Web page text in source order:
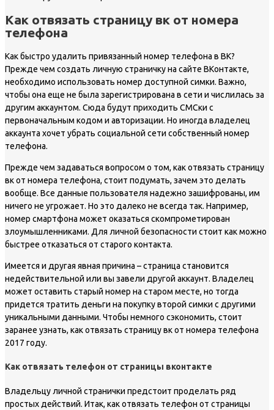
Как отвязать страницу вк от номера
телефона
Как быстро удалить привязанный номер телефона в ВК?
Прежде чем создать личную страничку на сайте ВКонтакте,
необходимо использовать номер доступной симки. Важно,
чтобы она еще не была зарегистрирована в сети и числилась за
другим аккаунтом. Сюда будут приходить СМСки с
первоначальным кодом и авторизации. Но иногда владелец
аккаунта хочет убрать социальной сети собственный номер
телефона.
Прежде чем задаваться вопросом о том, как отвязать страницу
вк от номера телефона, стоит подумать, зачем это делать
вообще. Все данные пользователя надежно зашифрованы, им
ничего не угрожает. Но это далеко не всегда так. Например,
номер смартфона может оказаться скомпрометирован
злоумышленниками. Для личной безопасности стоит как можно
быстрее отказаться от старого контакта.
Имеется и другая явная причина – страница становится
недействительной или вы завели другой аккаунт. Владелец
может оставить старый номер на старом месте, но тогда
придется тратить деньги на покупку второй симки с другими
уникальными данными. Чтобы немного сэкономить, стоит
заранее узнать, как отвязать страницу вк от номера телефона
2017 году.
Как отвязать телефон от страницы вконтакте
Владельцу личной странички предстоит проделать ряд
простых действий. Итак, как отвязать телефон от страницы